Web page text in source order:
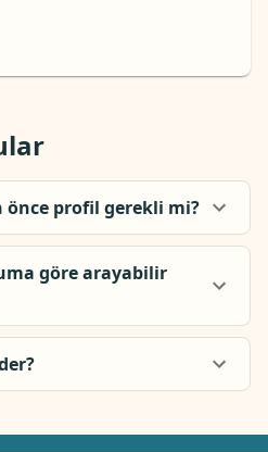
profil gerekli mi?
göre arayabilir